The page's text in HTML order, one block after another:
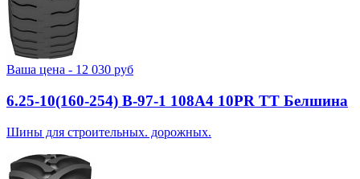
Ваша цена - 12 030 руб
6.25-10(160-254) В-97-1 108A4 10PR TT Белшина
Шины для строительных. дорожных.